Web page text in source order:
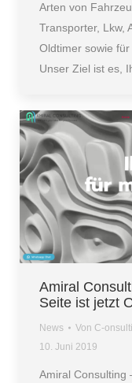
Arten von
Transporter, Lkw,
Oldtimer sowie
Unser Ziel ist es,
Amiral
Seite ist jetzt
News Von C-
10. Juni 2019
Amiral Consulting